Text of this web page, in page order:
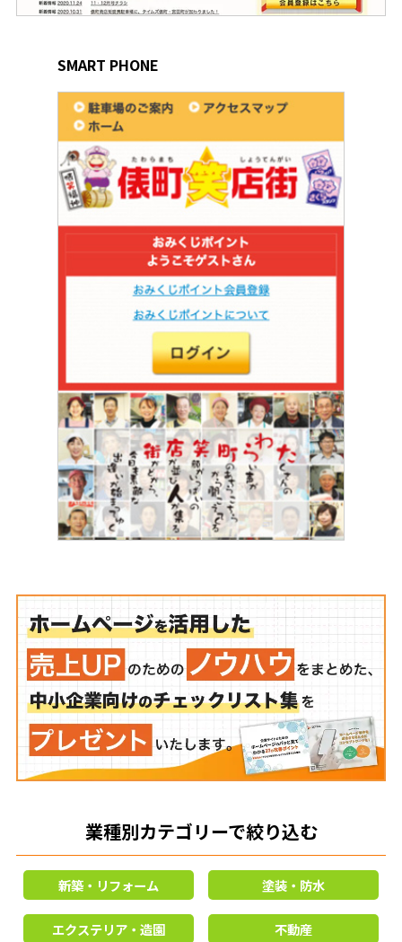
SMART PHONE
業種別カテゴリーで絞り込む
新築・リフォーム 塗装・防水
エクステリア・造園 不動産